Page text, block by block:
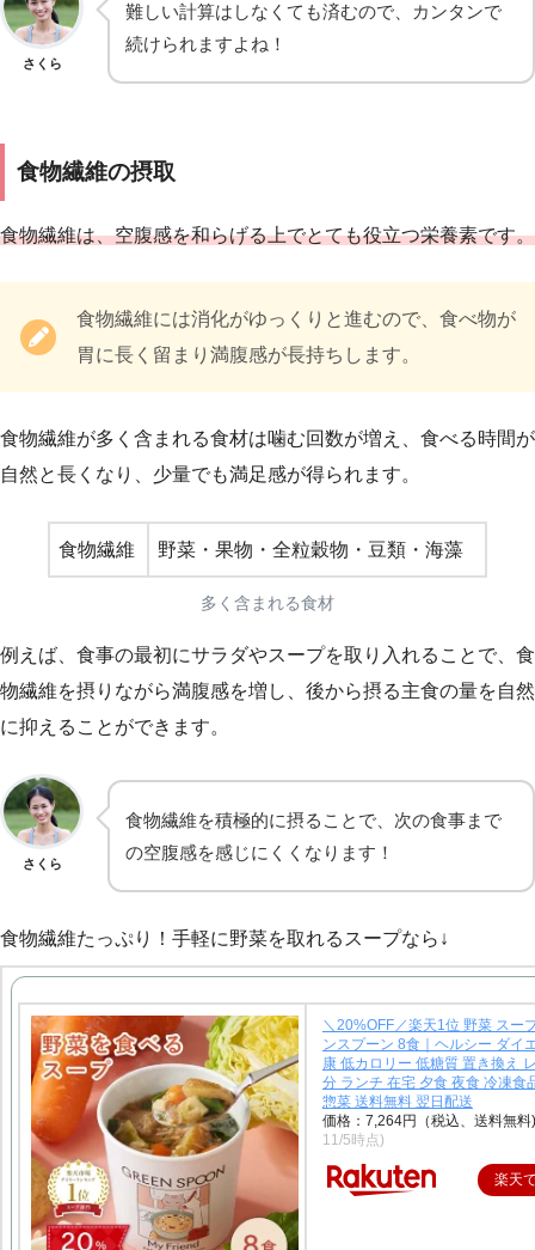
さくら
難しい計算はしなくても済むので、カンタンで
続けられますよね！
食物繊維の摂取
食物繊維は、空腹感を和らげる上でとても役立つ栄養素です。
食物繊維には消化がゆっくりと進むので、食べ物が
胃に長く留まり満腹感が長持ちします。
食物繊維が多く含まれる食材は噛む回数が増え、食べる時間が
自然と長くなり、少量でも満足感が得られます。
食物繊維 野菜・果物・全粒穀物・豆類・海藻
多く含まれる食材
例えば、食事の最初にサラダやスープを取り入れることで、食
物繊維を摂りながら満腹感を増し、後から摂る主食の量を自然
に抑えることができます。
さくら
食物繊維を積極的に摂ることで、次の食事まで
の空腹感を感じにくくなります！
食物繊維たっぷり！手軽に野菜を取れるスープなら↓
＼20%OFF／楽天1位 野菜 スー
ンスプーン 8食｜ヘルシー ダイ
康 低カロリー 低糖質 置き換え
分 ランチ 在宅 夕食 夜食 冷凍食
惣菜 送料無料 翌日配送
価格：7,264円（税込、送料無料)
11/5時点)
楽天